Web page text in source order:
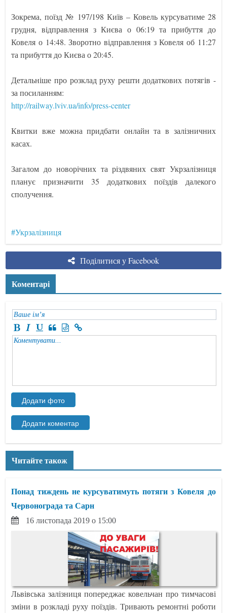
Зокрема, поїзд № 197/198 Київ – Ковель курсуватиме 28
грудня, відправлення з Києва о 06:19 та прибуття до
Ковеля о 14:48. Зворотно відправлення з Ковеля об 11:27
та прибуття до Києва о 20:45.
Детальніше про розклад руху решти додаткових потягів -
за посиланням:
http://railway.lviv.ua/info/press-center
Квитки вже можна придбати онлайн та в залізничних
касах.
Загалом до новорічних та різдвяних свят Укрзалізниця
планує призначити 35 додаткових поїздів далекого
сполучення.
#Укрзалізниця
Поділитися у Facebook
Коментарі
Читайте також
Понад тиждень не курсуватимуть потяги з Ковеля до
Червонограда та Сарн
16 листопада 2019 о 15:00
Львівська залізниця попереджає ковельчан про тимчасові
зміни в розкладі руху поїздів. Тривають ремонтні роботи